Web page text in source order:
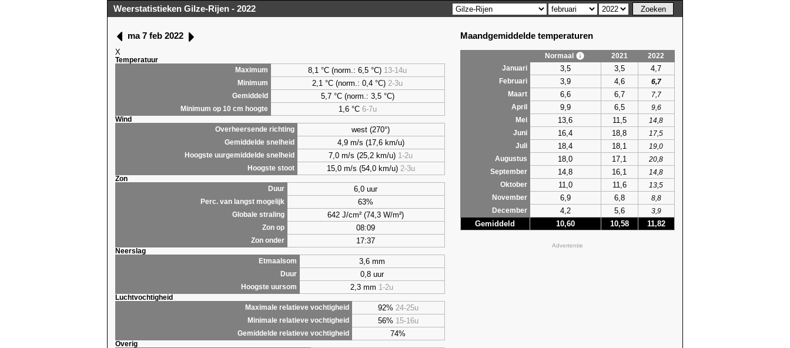
Weerstatistieken Gilze-Rijen - 2022
ma 7 feb 2022
X
Temperatuur
Maximum
8,1 °C (norm.: 6,5 °C) 13-14u
Minimum 2,1 °C (norm.: 0,4 °C) 2-3u
Gemiddeld 5,7 °C (norm.: 3,5 °C)
Minimum op 10 cm hoogte 1,6 °C 6-7u
Wind
Overheersende richting
west (270°)
Gemiddelde snelheid 4,9 m/s (17,6 km/u)
Hoogste uurgemiddelde snelheid 7,0 m/s (25,2 km/u) 1-2u
Hoogste stoot 15,0 m/s (54,0 km/u) 2-3u
Zon
Duur
6,0 uur
Perc. van langst mogelijk 63%
Globale straling 642 J/cm² (74,3 W/m²)
Zon op 08:09
Zon onder 17:37
Neerslag
Etmaalsom
3,6 mm
Duur 0,8 uur
Hoogste uursom 2,3 mm 1-2u
Luchtvochtigheid
Maximale relatieve vochtigheid
92% 24-25u
Minimale relatieve vochtigheid 56% 15-16u
Gemiddelde relatieve vochtigheid 74%
Overig
Maandgemiddelde temperaturen
Normaal 2021
2022
Januari
3,5 3,5 4,7
Februari 3,9 4,6
6,7
Maart
6,6 6,7
7,7
April
9,9 6,5
9,6
Mei
13,6 11,5
14,8
Juni
16,4 18,8
17,5
Juli
18,4 18,1
19,0
Augustus
18,0 17,1
20,8
September
14,8 16,1
14,8
Oktober
11,0 11,6
13,5
November
6,9 6,8
8,8
December
4,2 5,6 3,9
Gemiddeld 10,60 10,58 11,82
Advertentie